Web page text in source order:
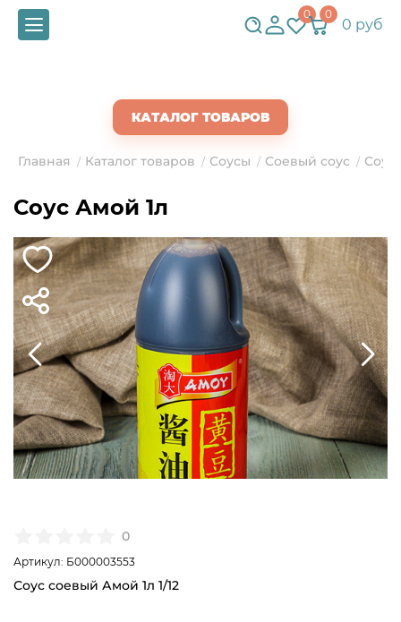
0 0
0 руб
КАТАЛОГ ТОВАРОВ
Главная / Каталог товаров / Соусы / Соевый соус / Соус
Соус Амой 1л
0
Артикул: Б000003553
Соус соевый Амой 1л 1/12